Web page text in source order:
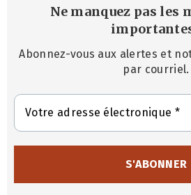
Ne manquez pas les
Abonnez-vous aux alertes et
par courriel.